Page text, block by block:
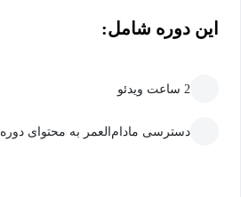
این دوره شامل:
2 ساعت ویدئو
دسترسی مادام‌العمر به محتوای دوره